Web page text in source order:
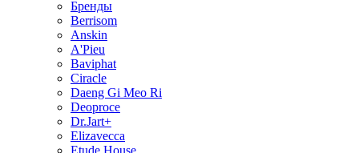
Бренды
Berrisom
Anskin
A'Pieu
Baviphat
Ciracle
Daeng Gi Meo Ri
Deoproce
Dr.Jart+
Elizavecca
Etude House